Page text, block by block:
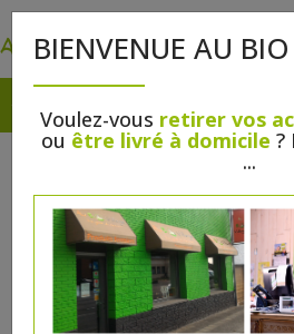
BIENVENUE AU
Voulez-vous retirer vos
ou être livré à domicile ?
...
FROMAGE FRAIS
Fromages>Fromage frais